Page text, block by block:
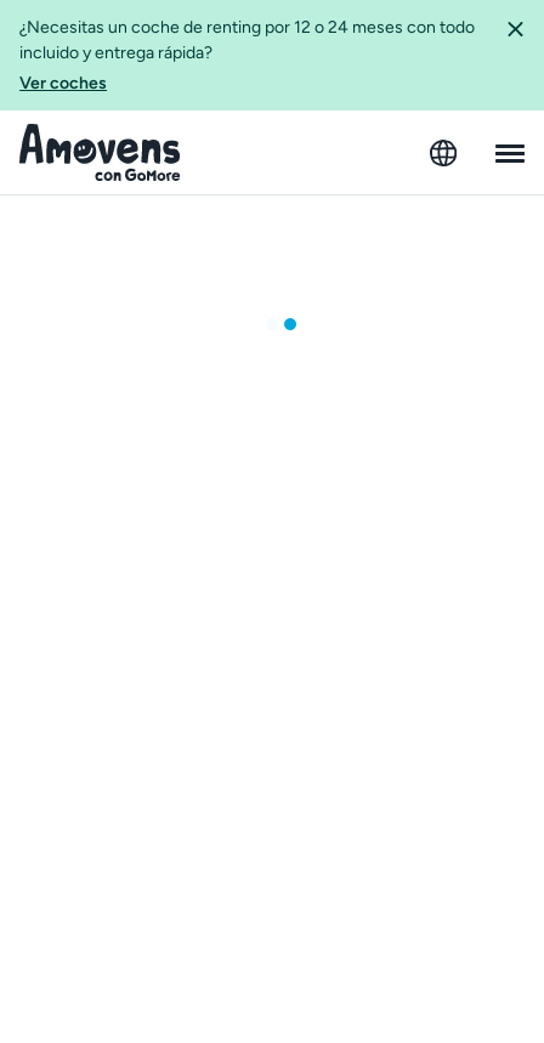
¿Necesitas un coche de renting por 12 o 24 meses con todo
incluido y entrega rápida?
Ver coches